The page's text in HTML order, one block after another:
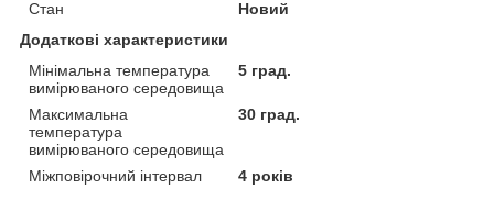
Стан
Новий
Додаткові характеристики
Мінімальна температура
вимірюваного середовища
5 град.
Максимальна
температура
вимірюваного середовища
30 град.
Міжповірочний інтервал 4 років